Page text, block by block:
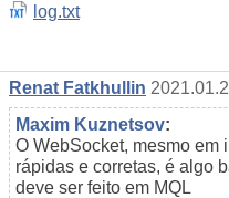
log.txt
Renat Fatkhullin
Maxim Kuznetsov:
O WebSocket, mesmo em
rápidas e corretas, é algo
deve ser feito em MQL